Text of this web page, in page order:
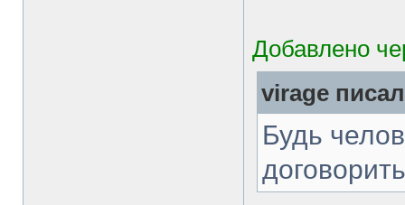
Добавлено
virage
Будь